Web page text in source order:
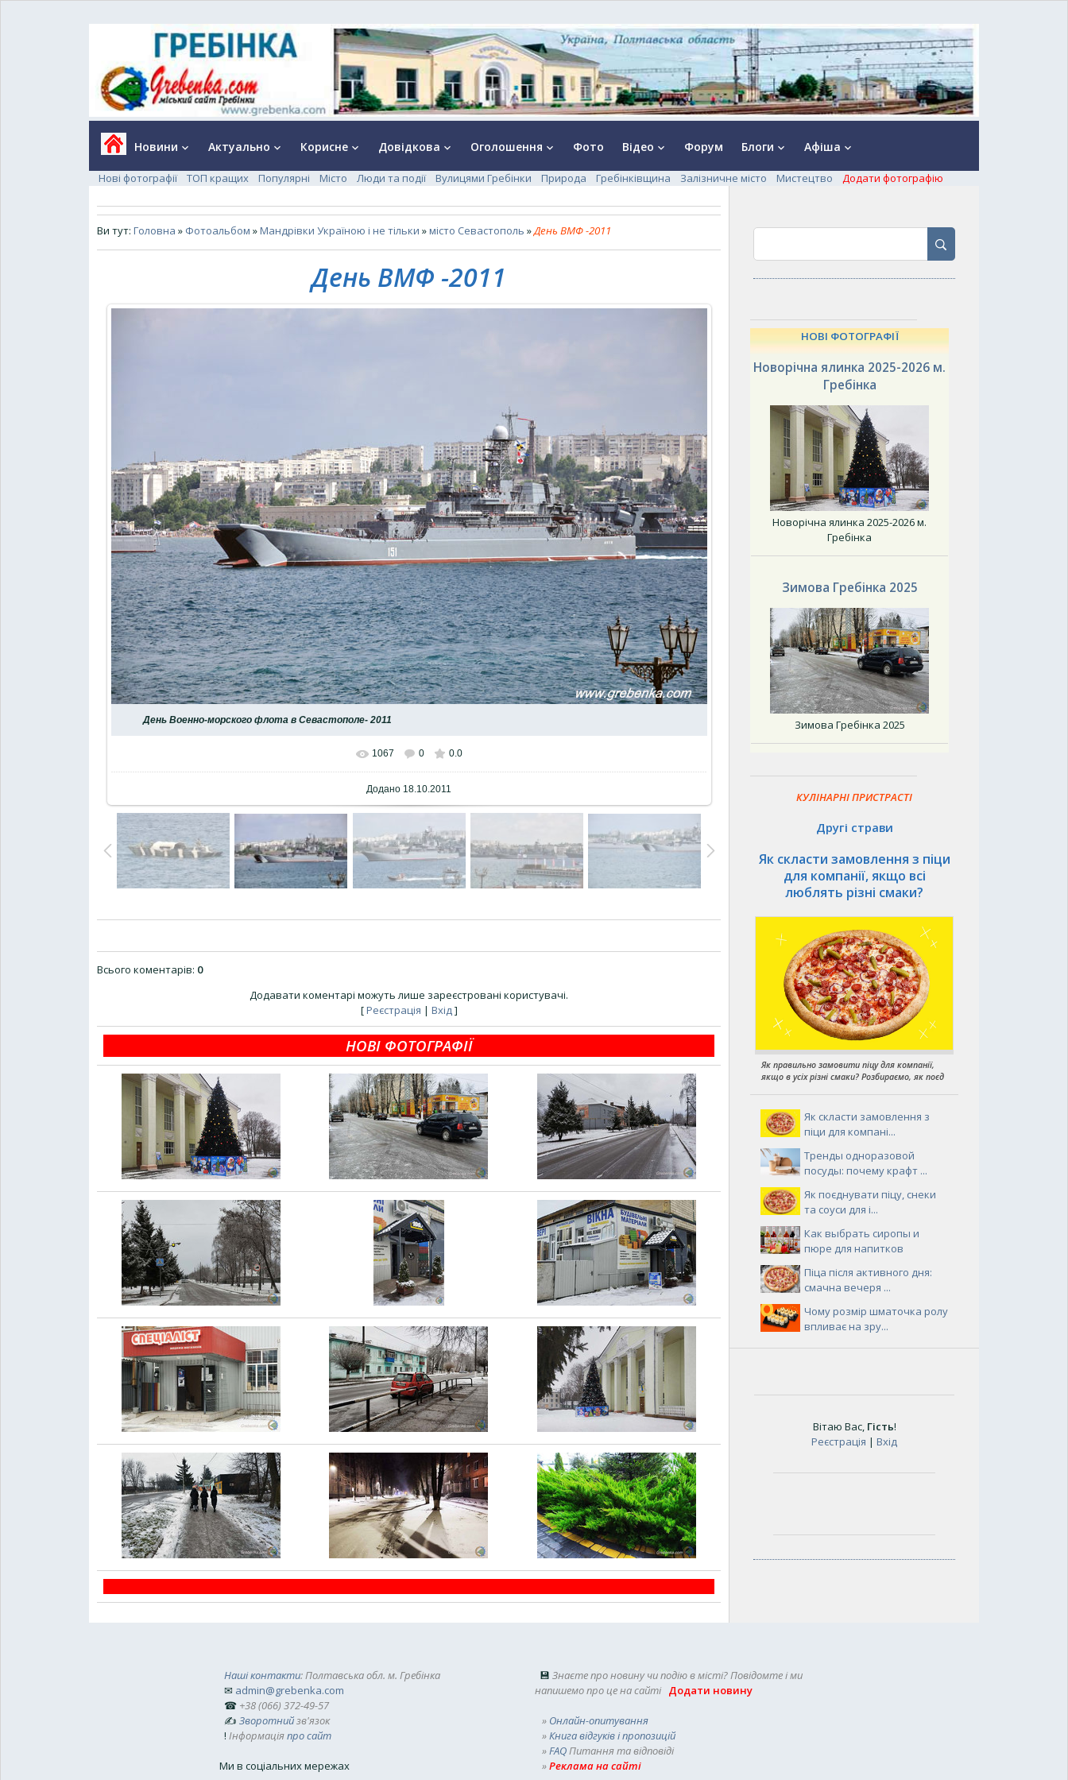
Новини keyboard_arrow_down Актуально keyboard_arrow_down Корисне keyboard_arrow_down Довідкова keyboard_arrow_down Оголошення keyboard_arrow_down Фото Відео keyboard_arrow_down Форум Блоги keyboard_arrow_down Афіша keyboard_arrow_down
Нові фотографії ТОП кращих Популярні Місто Люди та події Вулицями Гребінки Природа Гребінківщина Залізничне місто Мистецтво Додати фотографію
Ви тут: Головна » Фотоальбом »Мандрівки Україною і не тільки »місто Севастополь »День ВМФ -2011
День ВМФ -2011
День Военно-морского флота в Севастополе- 2011
1067 0 0.0
Додано 18.10.2011
Всього коментарів: 0
Додавати коментарі можуть лише зареєстровані користувачі.
[Реєстрація | Вхід]
НОВІ ФОТОГРАФІЇ
НОВІ ФОТОГРАФІЇ
Новорічна ялинка 2025-2026 м.
Гребінка
Новорічна ялинка 2025-2026 м.
Гребінка
Зимова Гребінка 2025
Зимова Гребінка 2025
КУЛІНАРНІ ПРИСТРАСТІ
Другі страви
Як скласти замовлення з піци
для компанії, якщо всі
люблять різні смаки?
Як правильно замовити піцу для компанії,
якщо в усіх різні смаки? Розбираємо, як поєд
Як скласти замовлення з
піци для компані...
Тренды одноразовой
посуды: почему крафт ...
Як поєднувати піцу, снеки
та соуси для і...
Как выбрать сиропы и
пюре для напитков
Піца після активного дня:
смачна вечеря ...
Чому розмір шматочка ролу
впливає на зру...
Вітаю Вас, Гість!
Реєстрація | Вхід
Наші контакти: Полтавська обл. м. Гребінка
✉ admin@grebenka.com
☎ +38 (066) 372-49-57
✍ Зворотнийзв'язок
! Інформаціяпро сайт
Ми в соціальних мережах
💾 Знаєте про новину чи подію в місті? Повідомте і ми
напишемо про це на сайті Додати новину
» Онлайн-опитування
»Книга відгуків і пропозицій
»FAQПитання та відповіді
»Реклама на сайті